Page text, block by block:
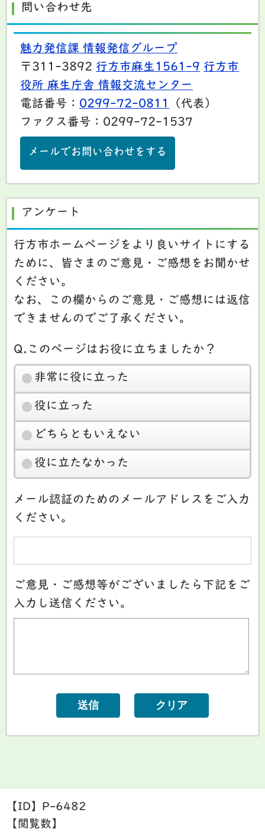
問い合わせ先
魅力発信課 情報発信グループ
〒311-3892 行方市麻生1561-9 行方市
役所 麻生庁舎 情報交流センター
電話番号： 0299-72-0811
（代表）
ファクス番号：0299-72-1537
メールでお問い合わせをする
アンケート
行方市ホームページをより良いサイトにする
ために、皆さまのご意見・ご感想をお聞かせ
ください。
なお、この欄からのご意見・ご感想には返信
できませんのでご了承ください。
Q.このページはお役に立ちましたか？
非常に役に立った
役に立った
どちらともいえない
役に立たなかった
メール認証のためのメールアドレスをご入力
ください。
ご意見・ご感想等がございましたら下記をご
入力し送信ください。
【ID】 P-6482
【閲覧数】